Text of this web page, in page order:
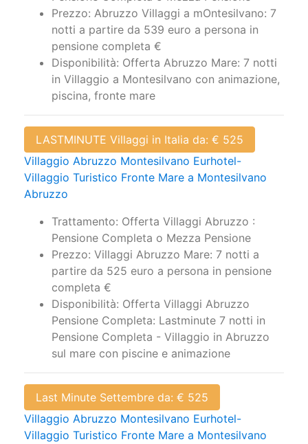
Prezzo: Abruzzo Villaggi a mOntesilvano: 7
notti a partire da 539 euro a persona in
pensione completa €
Disponibilità: Offerta Abruzzo Mare: 7 notti
in Villaggio a Montesilvano con animazione,
piscina, fronte mare
LASTMINUTE Villaggi in Italia da: € 525
Villaggio Abruzzo Montesilvano Eurhotel-
Villaggio Turistico Fronte Mare a Montesilvano
Abruzzo
Trattamento: Offerta Villaggi Abruzzo :
Pensione Completa o Mezza Pensione
Prezzo: Villaggi Abruzzo Mare: 7 notti a
partire da 525 euro a persona in pensione
completa €
Disponibilità: Offerta Villaggi Abruzzo
Pensione Completa: Lastminute 7 notti in
Pensione Completa - Villaggio in Abruzzo
sul mare con piscine e animazione
Last Minute Settembre da: € 525
Villaggio Abruzzo Montesilvano Eurhotel-
Villaggio Turistico Fronte Mare a Montesilvano